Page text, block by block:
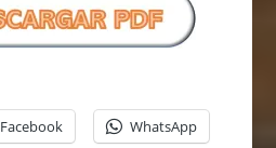
Facebook WhatsApp